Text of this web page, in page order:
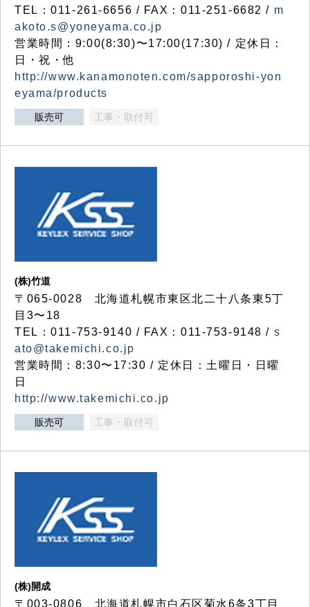
TEL：011-261-6656 / FAX：011-251-6682 / m
akoto.s@yoneyama.co.jp
営業時間：9:00(8:30)〜17:00(17:30) / 定休日：
日・祝・他
http://www.kanamonoten.com/sapporoshi-yon
eyama/products
販売可 工事・取付可
(株)竹道
〒065-0028 北海道札幌市東区北二十八条東5丁
目3〜18
TEL：011-753-9140 / FAX：011-753-9148 / s
ato@takemichi.co.jp
営業時間：8:30〜17:30 / 定休日：土曜日・日曜
日
http://www.takemichi.co.jp
販売可 工事・取付可
(株)開成
〒003-0806 北海道札幌市白石区菊水6条3丁目